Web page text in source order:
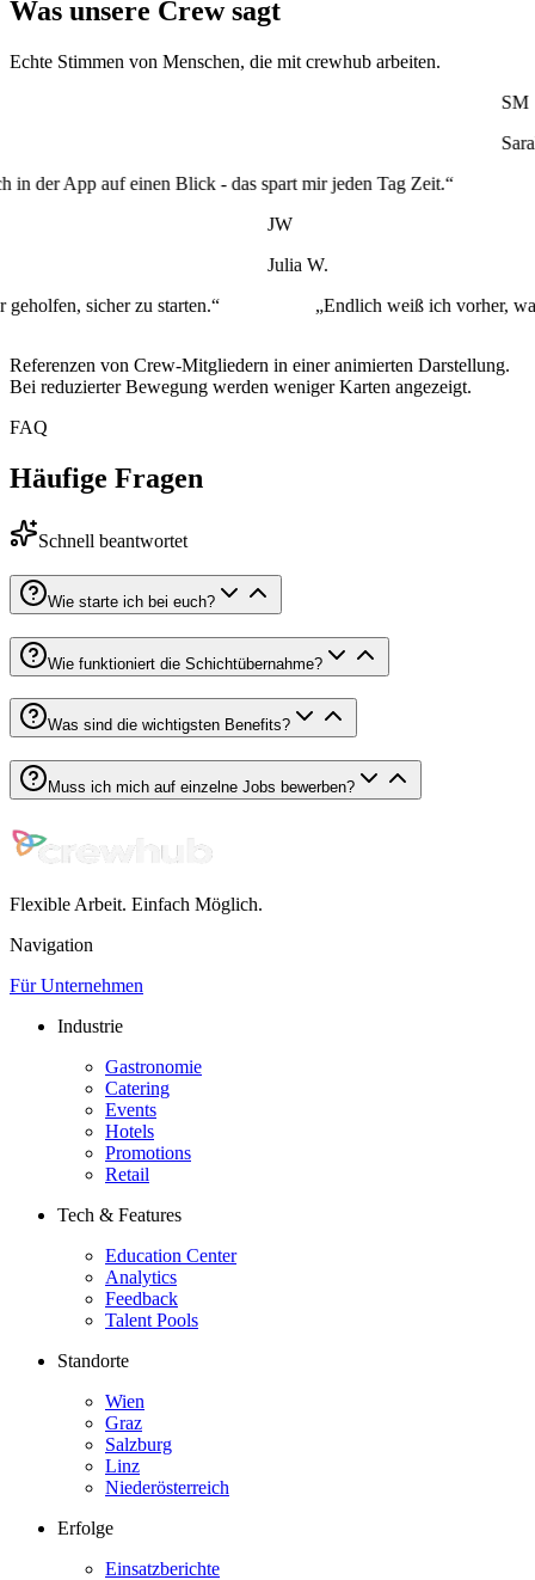
Was unsere Crew sagt
Echte Stimmen von Menschen, die mit crewhub arbeiten.
sehe ich in der App auf einen Blick - das spart mir jeden Tag Zeit.
zu starten.“ Endlich weiß ich vorher, was ich
Referenzen von Crew-Mitgliedern in einer animierten Darstellung.
Bei reduzierter Bewegung werden weniger Karten angezeigt.
FAQ
Häufige Fragen
Schnell beantwortet
Wie starte ich bei euch?
Wie funktioniert die Schichtübernahme?
Was sind die wichtigsten Benefits?
Muss ich mich auf einzelne Jobs bewerben?
Flexible Arbeit. Einfach Möglich.
Navigation
Für Unternehmen
Industrie
Gastronomie
Catering
Events
Hotels
Promotions
Retail
Tech & Features
Education Center
Analytics
Feedback
Talent Pools
Standorte
Wien
Graz
Salzburg
Linz
Niederösterreich
Erfolge
Einsatzberichte